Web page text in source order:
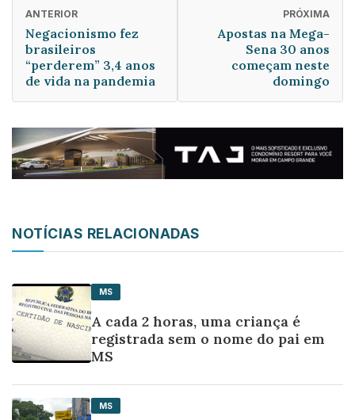
ANTERIOR
Negacionismo fez
brasileiros
“perderem” 3,4 anos
de vida na pandemia
PRÓXIMA
Apostas na Mega-
Sena 30 anos
começam neste
domingo
NOTÍCIAS RELACIONADAS
MS
A cada 2 horas, uma criança é
registrada sem o nome do pai em
MS
MS